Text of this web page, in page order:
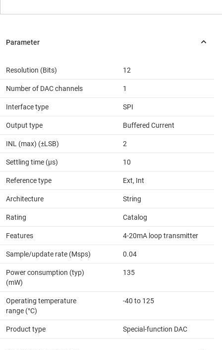
Resolution (Bits) 12
Number of DAC channels 1
Interface type SPI
Output type Buffered Current
INL (max) (±LSB) 2
Settling time (µs) 10
Reference type Ext, Int
Architecture String
Rating Catalog
Features 4-20mA loop transmitter
Sample/update rate (Msps) 0.04
Power consumption (typ)
(mW)
135
Operating temperature
range (°C)
-40 to 125
Product type Special-function DAC